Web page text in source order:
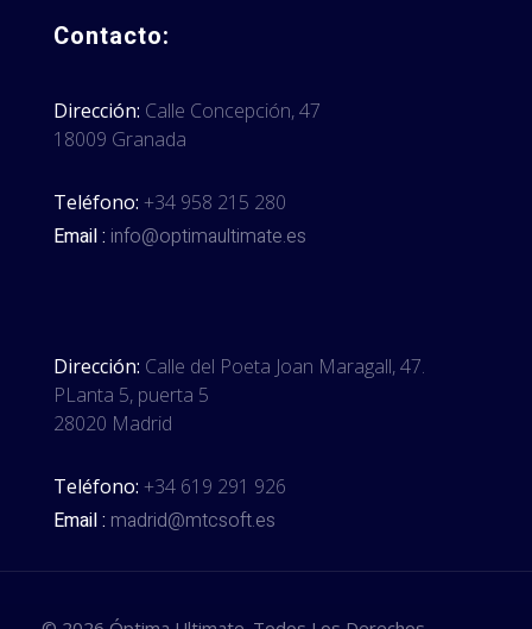
Contacto:
Dirección: Calle Concepción, 47
18009 Granada
Teléfono: +34 958 215 280
Email : info@optimaultimate.es
Dirección: Calle del Poeta Joan Maragall, 47.
PLanta 5, puerta 5
28020 Madrid
Teléfono: +34 619 291 926
Email : madrid@mtcsoft.es